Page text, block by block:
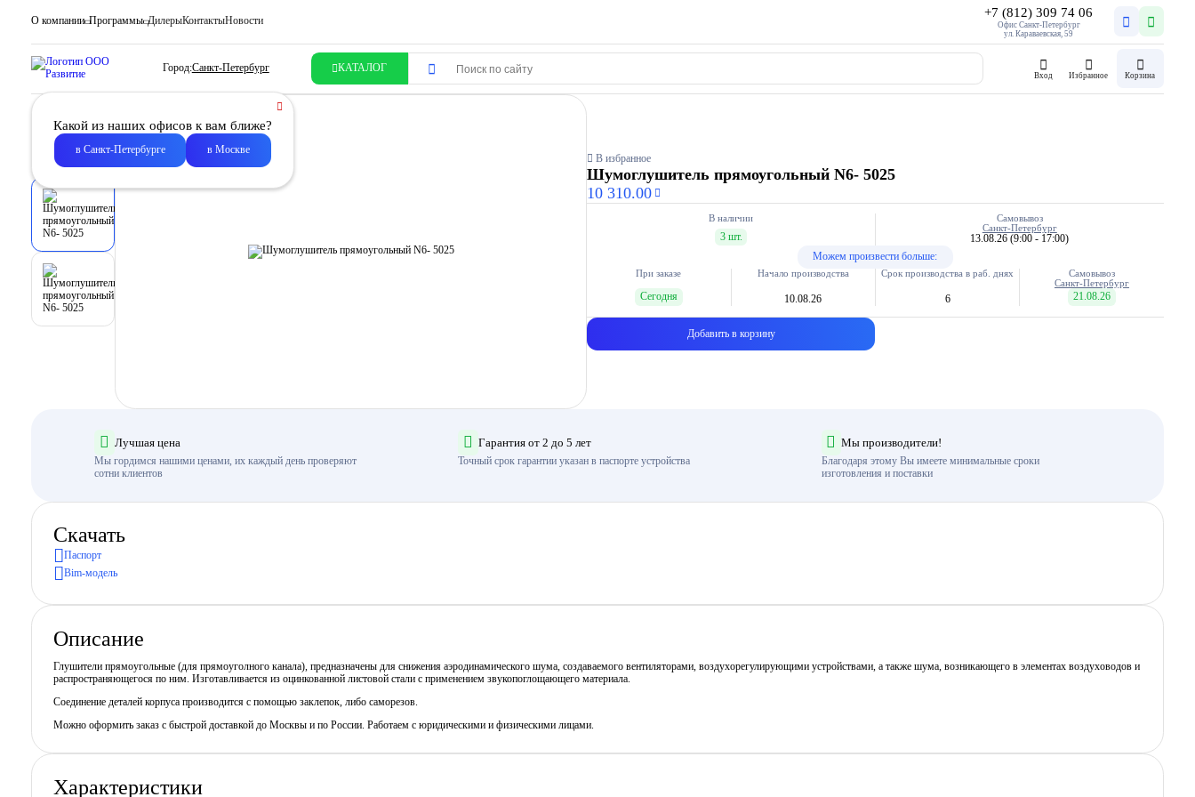
О компании Программы ДилерыКонтактыНовости
+7 (812) 309 74 06
Офис Санкт-Петербург
ул. Караваевская, 59
Город:Санкт-Петербург КАТАЛОГ
Вход Избранное Корзина
Какой из наших офисов к вам ближе?
в Санкт-Петербурге в Москве
В избранное
Шумоглушитель прямоугольный N6- 5025
10 310.00
В наличии
3 шт.
Самовывоз
Санкт-Петербург
13.08.26(9:00 - 17:00)
Можем произвести больше:
При заказе
Сегодня
Начало производства
10.08.26
Срок производства в раб. днях
6
Самовывоз
Санкт-Петербург
21.08.26
Добавить в корзину
Лучшая цена
Мы гордимся нашими ценами, их каждый день проверяют
сотни клиентов
Гарантия от 2 до 5 лет
Точный срок гарантии указан в паспорте устройства
Мы производители!
Благодаря этому Вы имеете минимальные сроки
изготовления и поставки
Скачать
Паспорт
Bim-модель
Описание
Глушители прямоугольные (для прямоуголного канала), предназначены для снижения аэродинамического шума, создаваемого вентиляторами, воздухорегулирующими устройствами, а также шума, возникающего в элементах воздуховодов и
распространяющегося по ним. Изготавливается из оцинкованной листовой стали с применением звукопоглощающего материала.
Соединение деталей корпуса производится с помощью заклепок, либо саморезов.
Можно оформить заказ с быстрой доставкой до Москвы и по России. Работаем с юридическими и физическими лицами.
Характеристики